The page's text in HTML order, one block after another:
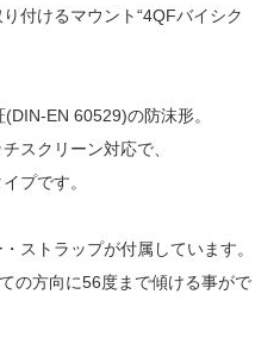
付けるマウント“4QFバイシク
EN 60529)の防沫形。
スクリーン対応で、
プです。
ストラップが付属しています。
の方向に56度まで傾ける事がで